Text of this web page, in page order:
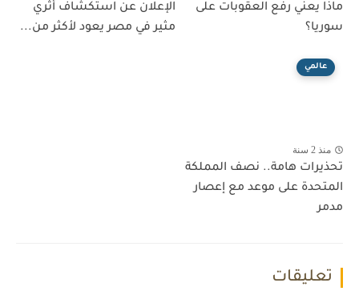
ماذا يعني رفع العقوبات على
سوريا؟
الإعلان عن استكشاف أثري
مثير في مصر يعود لأكثر من...
عالمي
منذ 2 سنة
تحذيرات هامة.. نصف المملكة
المتحدة على موعد مع إعصار
مدمر
تعليقات